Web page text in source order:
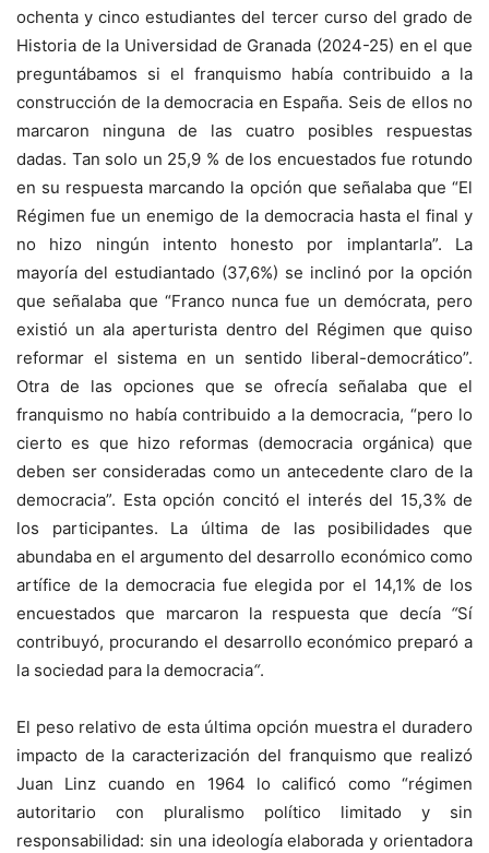
ochenta y cinco estudiantes del tercer curso del grado de
Historia de la Universidad de Granada (2024-25) en el que
preguntábamos si el franquismo había contribuido a la
construcción de la democracia en España. Seis de ellos no
marcaron ninguna de las cuatro posibles respuestas
dadas. Tan solo un 25,9 % de los encuestados fue rotundo
en su respuesta marcando la opción que señalaba que “El
Régimen fue un enemigo de la democracia hasta el final y
no hizo ningún intento honesto por implantarla”. La
mayoría del estudiantado (37,6%) se inclinó por la opción
que señalaba que “Franco nunca fue un demócrata, pero
existió un ala aperturista dentro del Régimen que quiso
reformar el sistema en un sentido liberal-democrático”.
Otra de las opciones que se ofrecía señalaba que el
franquismo no había contribuido a la democracia, “pero lo
cierto es que hizo reformas (democracia orgánica) que
deben ser consideradas como un antecedente claro de la
democracia”. Esta opción concitó el interés del 15,3% de
los participantes. La última de las posibilidades que
abundaba en el argumento del desarrollo económico como
artífice de la democracia fue elegida por el 14,1% de los
encuestados que marcaron la respuesta que decía “Sí
contribuyó, procurando el desarrollo económico preparó a
la sociedad para la democracia“.
El peso relativo de esta última opción muestra el duradero
impacto de la caracterización del franquismo que realizó
Juan Linz cuando en 1964 lo calificó como “régimen
autoritario con pluralismo político limitado y sin
responsabilidad: sin una ideología elaborada y orientadora